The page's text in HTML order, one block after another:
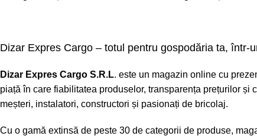
Dizar Expres Cargo – totul pentru gospodăria ta, într-
Dizar Expres Cargo S.R.L. este un magazin online cu
piață în care fiabilitatea produselor, transparența prețurilor
meșteri, instalatori, constructori și pasionați de bricolaj.
Cu o gamă extinsă de peste 30 de categorii de produse,